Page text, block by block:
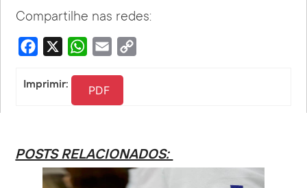
Compartilhe nas redes:
Facebook WhatsApp
Email
Imprimir: PDF
POSTS RELACIONADOS: